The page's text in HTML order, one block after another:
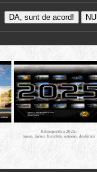
Retrospectiva 2025:
trasee, locuri, biciclete, oameni, destinatii